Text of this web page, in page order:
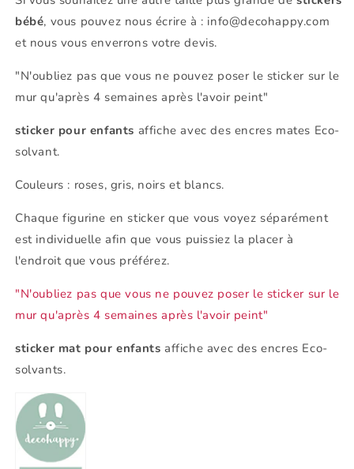
bébé, vous pouvez nous écrire à : info@decohappy.com
et nous vous enverrons votre devis.
"N'oubliez pas que vous ne pouvez poser le sticker sur le
mur qu'après 4 semaines après l'avoir peint"
sticker pour enfants affiche avec des encres mates Eco-
solvant.
Couleurs : roses, gris, noirs et blancs.
Chaque figurine en sticker que vous voyez séparément
est individuelle afin que vous puissiez la placer à
l'endroit que vous préférez.
"N'oubliez pas que vous ne pouvez poser le sticker sur le
mur qu'après 4 semaines après l'avoir peint"
sticker mat pour enfants affiche avec des encres Eco-
solvants.